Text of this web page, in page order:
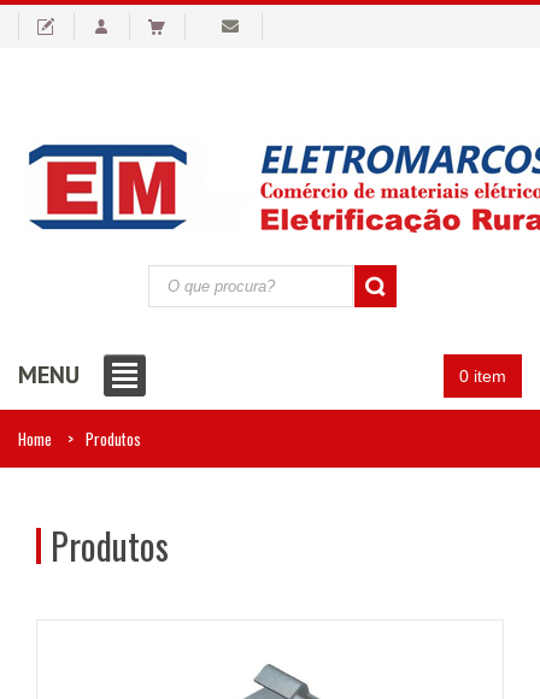
MENU 0 item
Home Produtos
Produtos